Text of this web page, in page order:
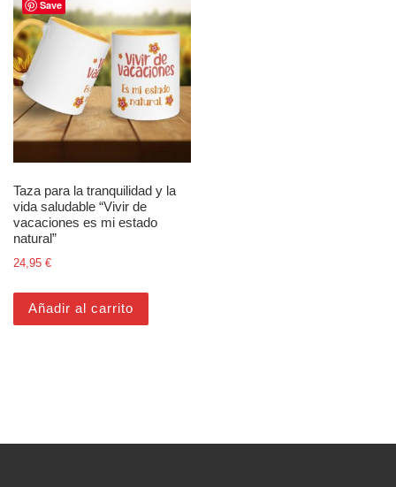
Save
Taza para la tranquilidad y la
vida saludable “Vivir de
vacaciones es mi estado
natural”
24,95 €
Añadir al carrito